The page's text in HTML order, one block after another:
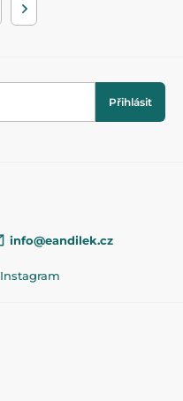
Přihlásit
info@eandilek.cz
Instagram